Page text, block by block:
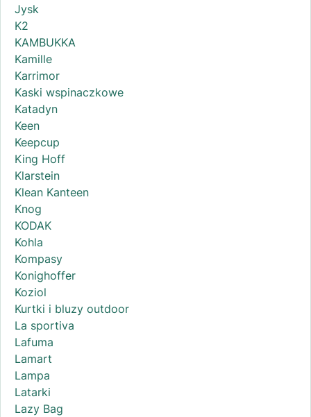
Jysk
K2
KAMBUKKA
Kamille
Karrimor
Kaski wspinaczkowe
Katadyn
Keen
Keepcup
King Hoff
Klarstein
Klean Kanteen
Knog
KODAK
Kohla
Kompasy
Konighoffer
Koziol
Kurtki i bluzy outdoor
La sportiva
Lafuma
Lamart
Lampa
Latarki
Lazy Bag